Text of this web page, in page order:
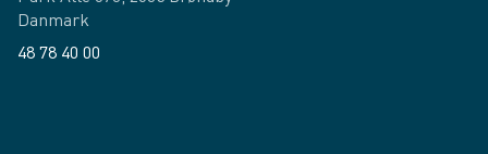
Danmark
48 78 40 00